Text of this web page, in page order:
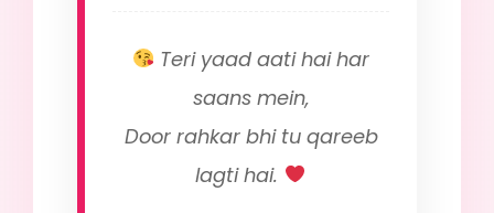
Teri yaad aati hai har
saans mein,
Door rahkar bhi tu qareeb
lagti hai.